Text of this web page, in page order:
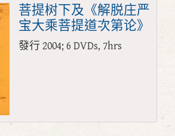
菩提树下及《解脱庄严
宝大乘菩提道次第论》
發行 2004; 6 DVDs, 7hrs